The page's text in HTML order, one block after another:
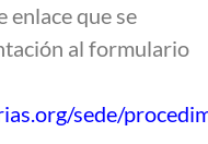
enlace que se
al formulario
sede/